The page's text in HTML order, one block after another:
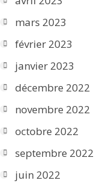
mars 2023
février 2023
janvier 2023
décembre 2022
novembre 2022
octobre 2022
septembre 2022
juin 2022